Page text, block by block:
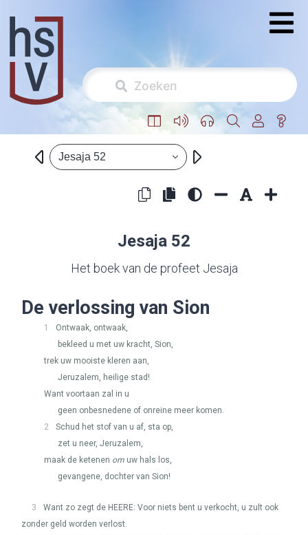
Jesaja 52
Jesaja 52
Het boek van de profeet Jesaja
De verlossing van Sion
1
Ontwaak, ontwaak,
bekleed u met uw kracht, Sion,
trek uw mooiste kleren aan,
Jeruzalem, heilige stad!
Want voortaan zal in u
geen onbesnedene of onreine meer komen.
2
Schud het stof van u af, sta op,
zet u neer, Jeruzalem,
maak de ketenen om uw hals los,
gevangene, dochter van Sion!
3 Want zo zegt de HEERE: Voor niets bent u verkocht, u zult ook
zonder geld worden verlost.